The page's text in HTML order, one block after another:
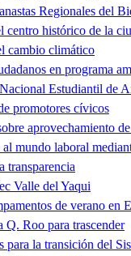
Regionales del
centro histórico de la
cambio climático
en programa
Estudiantil de
promotores cívicos
aprovechamiento
al mundo laboral
transparencia
Valle del Yaqui
de verano en
Roo para trascender
la transición del